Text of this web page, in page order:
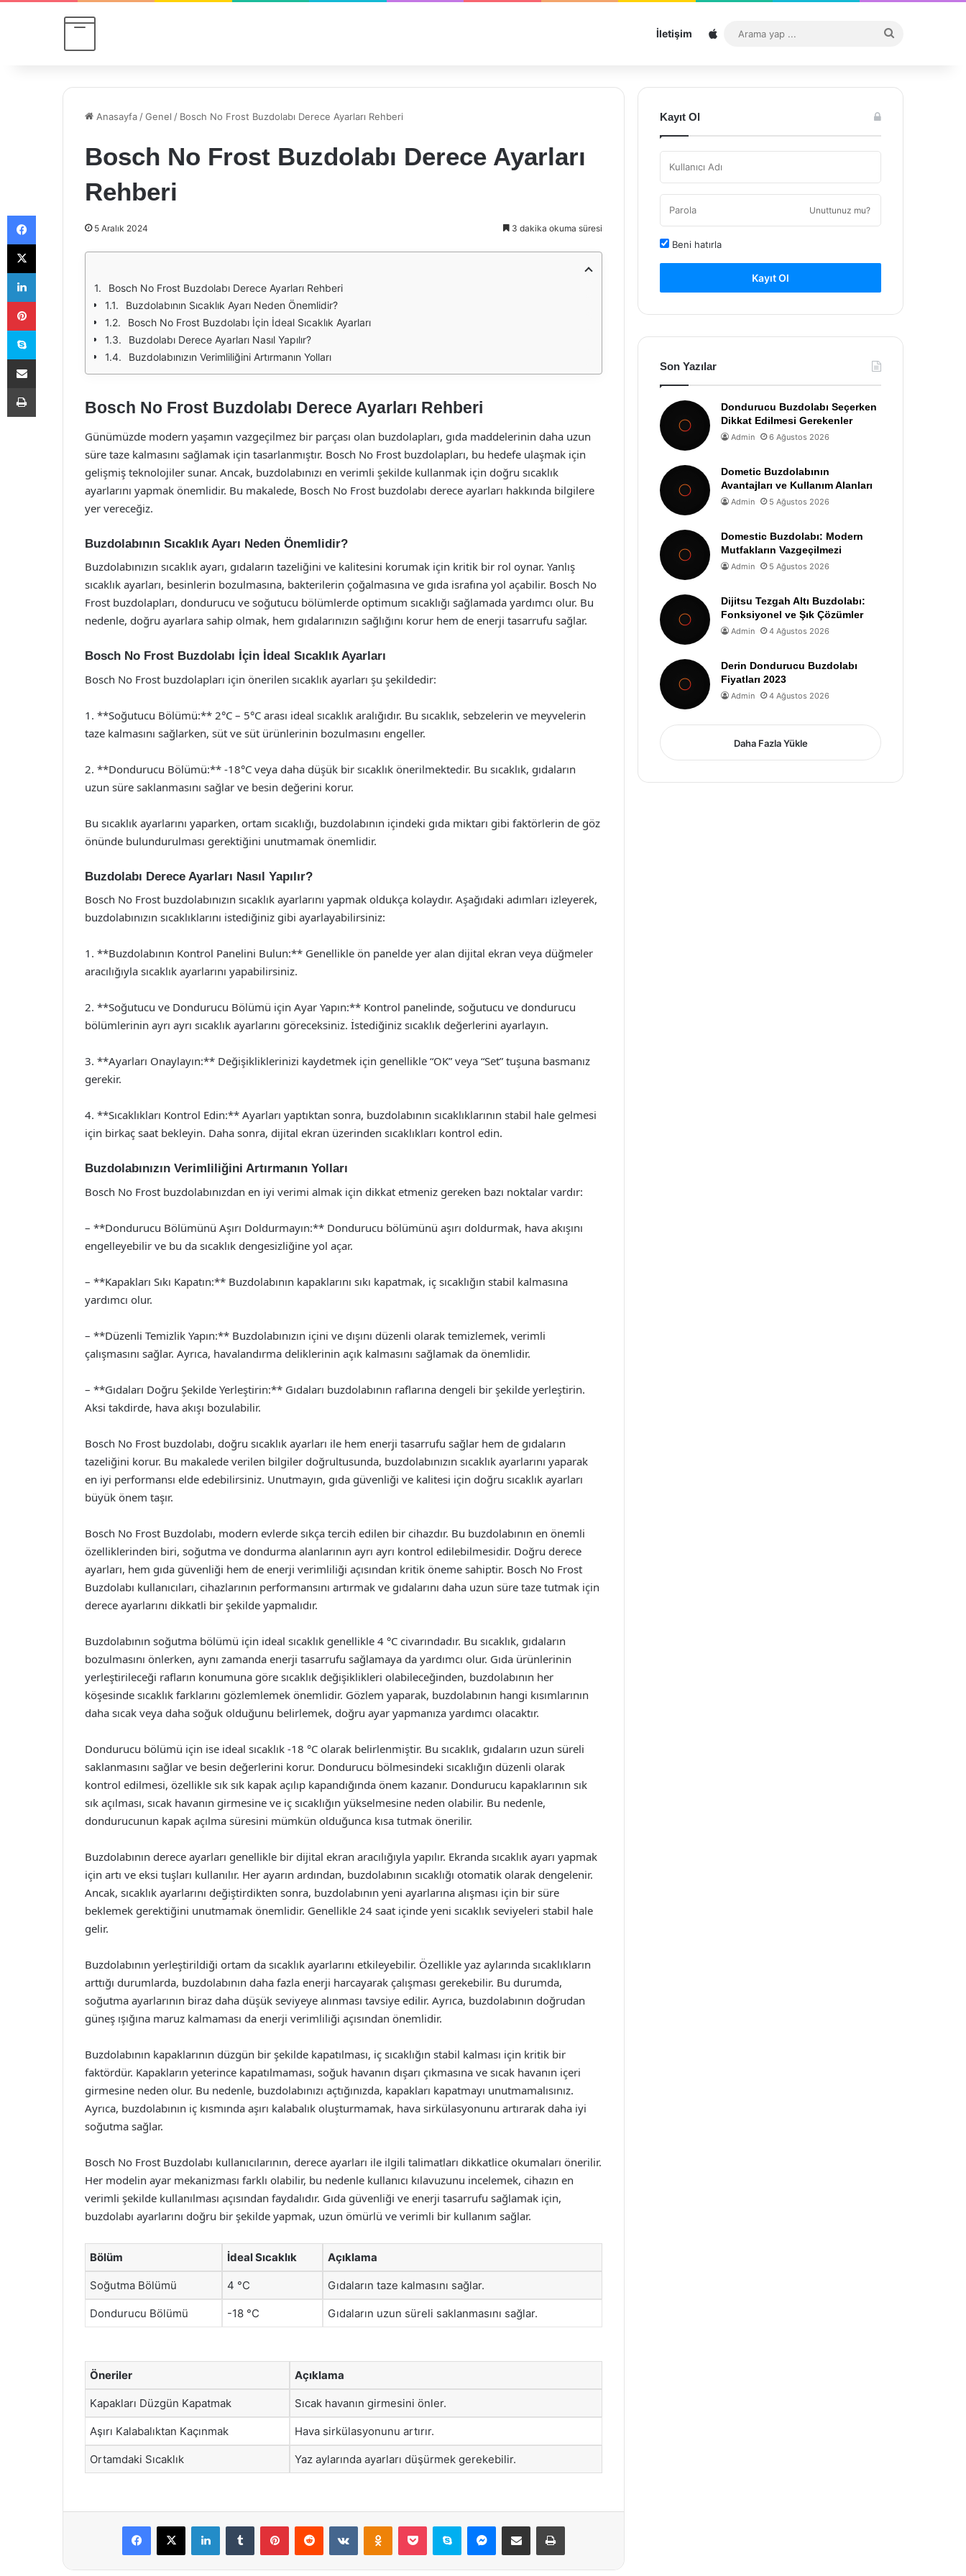
İletişim Sitemap
...
Anasayfa /Genel / Bosch No Frost Buzdolabı Derece Ayarları Rehberi
Bosch No Frost Buzdolabı Derece Ayarları
Rehberi
5 Aralık 2024 3 dakika okuma süresi
Bosch No Frost Buzdolabı Derece Ayarları Rehberi
Buzdolabının Sıcaklık Ayarı Neden Önemlidir?
Bosch No Frost Buzdolabı İçin İdeal Sıcaklık Ayarları
Buzdolabı Derece Ayarları Nasıl Yapılır?
Buzdolabınızın Verimliliğini Artırmanın Yolları
Bosch No Frost Buzdolabı Derece Ayarları Rehberi
Günümüzde modern yaşamın vazgeçilmez bir parçası olan buzdolapları, gıda maddelerinin daha uzun
süre taze kalmasını sağlamak için tasarlanmıştır. Bosch No Frost buzdolapları, bu hedefe ulaşmak için
gelişmiş teknolojiler sunar. Ancak, buzdolabınızı en verimli şekilde kullanmak için doğru sıcaklık
ayarlarını yapmak önemlidir. Bu makalede, Bosch No Frost buzdolabı derece ayarları hakkında bilgilere
yer vereceğiz.
Buzdolabının Sıcaklık Ayarı Neden Önemlidir?
Buzdolabınızın sıcaklık ayarı, gıdaların tazeliğini ve kalitesini korumak için kritik bir rol oynar. Yanlış
sıcaklık ayarları, besinlerin bozulmasına, bakterilerin çoğalmasına ve gıda israfına yol açabilir. Bosch No
Frost buzdolapları, dondurucu ve soğutucu bölümlerde optimum sıcaklığı sağlamada yardımcı olur. Bu
nedenle, doğru ayarlara sahip olmak, hem gıdalarınızın sağlığını korur hem de enerji tasarrufu sağlar.
Bosch No Frost Buzdolabı İçin İdeal Sıcaklık Ayarları
Bosch No Frost buzdolapları için önerilen sıcaklık ayarları şu şekildedir:
1. **Soğutucu Bölümü:** 2°C – 5°C arası ideal sıcaklık aralığıdır. Bu sıcaklık, sebzelerin ve meyvelerin
taze kalmasını sağlarken, süt ve süt ürünlerinin bozulmasını engeller.
2. **Dondurucu Bölümü:** -18°C veya daha düşük bir sıcaklık önerilmektedir. Bu sıcaklık, gıdaların
uzun süre saklanmasını sağlar ve besin değerini korur.
Bu sıcaklık ayarlarını yaparken, ortam sıcaklığı, buzdolabının içindeki gıda miktarı gibi faktörlerin de göz
önünde bulundurulması gerektiğini unutmamak önemlidir.
Buzdolabı Derece Ayarları Nasıl Yapılır?
Bosch No Frost buzdolabınızın sıcaklık ayarlarını yapmak oldukça kolaydır. Aşağıdaki adımları izleyerek,
buzdolabınızın sıcaklıklarını istediğiniz gibi ayarlayabilirsiniz:
1. **Buzdolabının Kontrol Panelini Bulun:** Genellikle ön panelde yer alan dijital ekran veya düğmeler
aracılığıyla sıcaklık ayarlarını yapabilirsiniz.
2. **Soğutucu ve Dondurucu Bölümü için Ayar Yapın:** Kontrol panelinde, soğutucu ve dondurucu
bölümlerinin ayrı ayrı sıcaklık ayarlarını göreceksiniz. İstediğiniz sıcaklık değerlerini ayarlayın.
3. **Ayarları Onaylayın:** Değişikliklerinizi kaydetmek için genellikle “OK” veya “Set” tuşuna basmanız
gerekir.
4. **Sıcaklıkları Kontrol Edin:** Ayarları yaptıktan sonra, buzdolabının sıcaklıklarının stabil hale gelmesi
için birkaç saat bekleyin. Daha sonra, dijital ekran üzerinden sıcaklıkları kontrol edin.
Buzdolabınızın Verimliliğini Artırmanın Yolları
Bosch No Frost buzdolabınızdan en iyi verimi almak için dikkat etmeniz gereken bazı noktalar vardır:
– **Dondurucu Bölümünü Aşırı Doldurmayın:** Dondurucu bölümünü aşırı doldurmak, hava akışını
engelleyebilir ve bu da sıcaklık dengesizliğine yol açar.
– **Kapakları Sıkı Kapatın:** Buzdolabının kapaklarını sıkı kapatmak, iç sıcaklığın stabil kalmasına
yardımcı olur.
– **Düzenli Temizlik Yapın:** Buzdolabınızın içini ve dışını düzenli olarak temizlemek, verimli
çalışmasını sağlar. Ayrıca, havalandırma deliklerinin açık kalmasını sağlamak da önemlidir.
– **Gıdaları Doğru Şekilde Yerleştirin:** Gıdaları buzdolabının raflarına dengeli bir şekilde yerleştirin.
Aksi takdirde, hava akışı bozulabilir.
Bosch No Frost buzdolabı, doğru sıcaklık ayarları ile hem enerji tasarrufu sağlar hem de gıdaların
tazeliğini korur. Bu makalede verilen bilgiler doğrultusunda, buzdolabınızın sıcaklık ayarlarını yaparak
en iyi performansı elde edebilirsiniz. Unutmayın, gıda güvenliği ve kalitesi için doğru sıcaklık ayarları
büyük önem taşır.
Bosch No Frost Buzdolabı, modern evlerde sıkça tercih edilen bir cihazdır. Bu buzdolabının en önemli
özelliklerinden biri, soğutma ve dondurma alanlarının ayrı ayrı kontrol edilebilmesidir. Doğru derece
ayarları, hem gıda güvenliği hem de enerji verimliliği açısından kritik öneme sahiptir. Bosch No Frost
Buzdolabı kullanıcıları, cihazlarının performansını artırmak ve gıdalarını daha uzun süre taze tutmak için
derece ayarlarını dikkatli bir şekilde yapmalıdır.
Buzdolabının soğutma bölümü için ideal sıcaklık genellikle 4 °C civarındadır. Bu sıcaklık, gıdaların
bozulmasını önlerken, aynı zamanda enerji tasarrufu sağlamaya da yardımcı olur. Gıda ürünlerinin
yerleştirileceği rafların konumuna göre sıcaklık değişiklikleri olabileceğinden, buzdolabının her
köşesinde sıcaklık farklarını gözlemlemek önemlidir. Gözlem yaparak, buzdolabının hangi kısımlarının
daha sıcak veya daha soğuk olduğunu belirlemek, doğru ayar yapmanıza yardımcı olacaktır.
Dondurucu bölümü için ise ideal sıcaklık -18 °C olarak belirlenmiştir. Bu sıcaklık, gıdaların uzun süreli
saklanmasını sağlar ve besin değerlerini korur. Dondurucu bölmesindeki sıcaklığın düzenli olarak
kontrol edilmesi, özellikle sık sık kapak açılıp kapandığında önem kazanır. Dondurucu kapaklarının sık
sık açılması, sıcak havanın girmesine ve iç sıcaklığın yükselmesine neden olabilir. Bu nedenle,
dondurucunun kapak açılma süresini mümkün olduğunca kısa tutmak önerilir.
Buzdolabının derece ayarları genellikle bir dijital ekran aracılığıyla yapılır. Ekranda sıcaklık ayarı yapmak
için artı ve eksi tuşları kullanılır. Her ayarın ardından, buzdolabının sıcaklığı otomatik olarak dengelenir.
Ancak, sıcaklık ayarlarını değiştirdikten sonra, buzdolabının yeni ayarlarına alışması için bir süre
beklemek gerektiğini unutmamak önemlidir. Genellikle 24 saat içinde yeni sıcaklık seviyeleri stabil hale
gelir.
Buzdolabının yerleştirildiği ortam da sıcaklık ayarlarını etkileyebilir. Özellikle yaz aylarında sıcaklıkların
arttığı durumlarda, buzdolabının daha fazla enerji harcayarak çalışması gerekebilir. Bu durumda,
soğutma ayarlarının biraz daha düşük seviyeye alınması tavsiye edilir. Ayrıca, buzdolabının doğrudan
güneş ışığına maruz kalmaması da enerji verimliliği açısından önemlidir.
Buzdolabının kapaklarının düzgün bir şekilde kapatılması, iç sıcaklığın stabil kalması için kritik bir
faktördür. Kapakların yeterince kapatılmaması, soğuk havanın dışarı çıkmasına ve sıcak havanın içeri
girmesine neden olur. Bu nedenle, buzdolabınızı açtığınızda, kapakları kapatmayı unutmamalısınız.
Ayrıca, buzdolabının iç kısmında aşırı kalabalık oluşturmamak, hava sirkülasyonunu artırarak daha iyi
soğutma sağlar.
Bosch No Frost Buzdolabı kullanıcılarının, derece ayarları ile ilgili talimatları dikkatlice okumaları önerilir.
Her modelin ayar mekanizması farklı olabilir, bu nedenle kullanıcı kılavuzunu incelemek, cihazın en
verimli şekilde kullanılması açısından faydalıdır. Gıda güvenliği ve enerji tasarrufu sağlamak için,
buzdolabı ayarlarını doğru bir şekilde yapmak, uzun ömürlü ve verimli bir kullanım sağlar.
Bölüm İdeal Sıcaklık Açıklama
Soğutma Bölümü 4 °C Gıdaların taze kalmasını sağlar.
Dondurucu Bölümü -18 °C Gıdaların uzun süreli saklanmasını sağlar.
Öneriler Açıklama
Kapakları Düzgün Kapatmak Sıcak havanın girmesini önler.
Aşırı Kalabalıktan Kaçınmak Hava sirkülasyonunu artırır.
Ortamdaki Sıcaklık Yaz aylarında ayarları düşürmek gerekebilir.
Facebook
X LinkedInTumblr PinterestReddit VKontakteOdnoklassniki
Pocket Skype Messenger
E-Posta ile paylaş Yazdır
Kayıt Ol
Unuttunuz mu?
Beni hatırla
Kayıt Ol
Son Yazılar
Dondurucu Buzdolabı Seçerken
Dikkat Edilmesi Gerekenler
Admin 6 Ağustos 2026
Dometic Buzdolabının
Avantajları ve Kullanım Alanları
Admin 5 Ağustos 2026
Domestic Buzdolabı: Modern
Mutfakların Vazgeçilmezi
Admin 5 Ağustos 2026
Dijitsu Tezgah Altı Buzdolabı:
Fonksiyonel ve Şık Çözümler
Admin 4 Ağustos 2026
Derin Dondurucu Buzdolabı
Fiyatları 2023
Admin 4 Ağustos 2026
Daha Fazla Yükle
Facebook
X
LinkedIn
Pinterest
Skype
E-Posta ile paylaş